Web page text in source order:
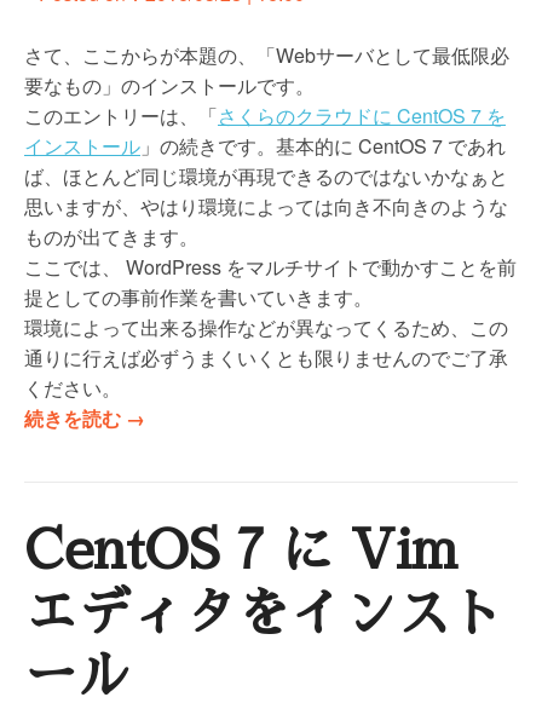
ー
ル
と
A
d
i
n
e
r
の
入
さて、ここからが本題の、「Webサーバとして最低限必
要なもの」のインストールです。
このエントリーは、「さくらのクラウドに CentOS 7 を
インストール 」の続きです。基本的に CentOS 7 であれ
ば、ほとんど同じ環境が再現できるのではないかなぁと
思いますが、やはり環境によっては向き不向きのような
ものが出てきます。
ここでは、 WordPress をマルチサイトで動かすことを前
提としての事前作業を書いていきます。
環境によって出来る操作などが異なってくるため、この
通りに行えば必ずうまくいくとも限りませんのでご了承
ください。
続きを読む “
の
ク
ラ
ウ
→
CentOS 7 に Vim
エディタをインスト
ール